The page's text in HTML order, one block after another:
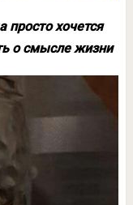
просто хочется
о смысле жизни